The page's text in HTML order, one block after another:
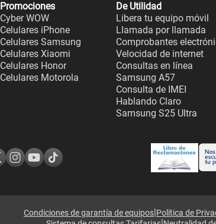
Promociones
Cyber WOW
Celulares iPhone
Celulares Samsung
Celulares Xiaomi
Celulares Honor
Celulares Motorola
De Utilidad
Libera tu equipo móvil
Llamada por llamada
Comprobantes
Velocidad de internet
Consultas en línea
Samsung A57
Consulta de IMEI
Hablando Claro
Samsung S25 Ultra
Condiciones de garantía de equipos|Política de